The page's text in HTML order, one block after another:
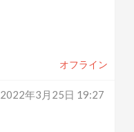
オフライン
2022年3月25日 19:27